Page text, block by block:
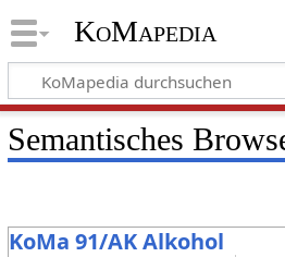
KoMapedia
Semantisches
KoMa 91/AK Alkohol